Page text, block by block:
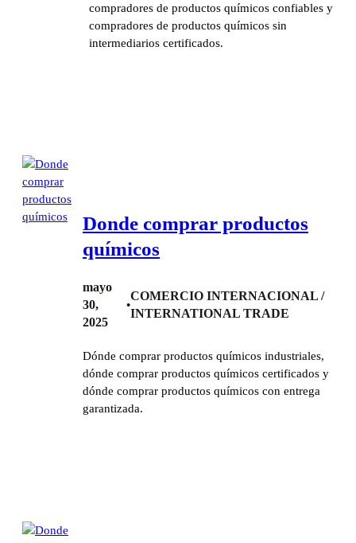
compradores de productos químicos confiables y
compradores de productos químicos sin
intermediarios certificados.
Donde comprar productos
químicos
mayo
30,
2025
•
COMERCIO INTERNACIONAL /
INTERNATIONAL TRADE
Dónde comprar productos químicos industriales,
dónde comprar productos químicos certificados y
dónde comprar productos químicos con entrega
garantizada.